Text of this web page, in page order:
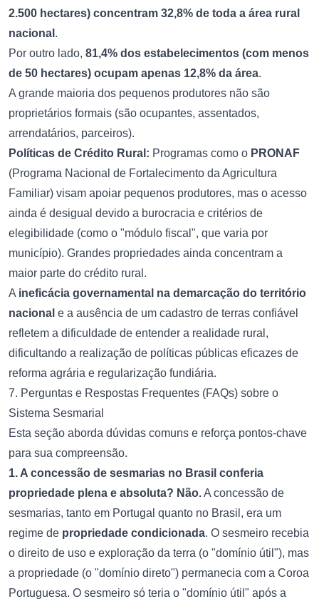
2.500 hectares) concentram 32,8% de toda a área rural
nacional .
Por outro lado, 81,4% dos estabelecimentos (com menos
de 50 hectares) ocupam apenas 12,8% da área.
A grande maioria dos pequenos produtores não são
proprietários formais (são ocupantes, assentados,
arrendatários, parceiros).
Políticas de Crédito Rural: Programas como o PRONAF
(Programa Nacional de Fortalecimento da Agricultura
Familiar) visam apoiar pequenos produtores, mas o acesso
ainda é desigual devido a burocracia e critérios de
elegibilidade (como o "módulo fiscal", que varia por
município). Grandes propriedades ainda concentram a
maior parte do crédito rural.
A ineficácia governamental na demarcação do território
nacional e a ausência de um cadastro de terras confiável
refletem a dificuldade de entender a realidade rural,
dificultando a realização de políticas públicas eficazes de
reforma agrária e regularização fundiária.
7. Perguntas e Respostas Frequentes (FAQs) sobre o
Sistema Sesmarial
Esta seção aborda dúvidas comuns e reforça pontos-chave
para sua compreensão.
1. A concessão de sesmarias no Brasil conferia
propriedade plena e absoluta? Não.A concessão de
sesmarias, tanto em Portugal quanto no Brasil, era um
regime de propriedade condicionada. O sesmeiro recebia
o direito de uso e exploração da terra (o "domínio útil"), mas
a propriedade (o "domínio direto") permanecia com a Coroa
Portuguesa. O sesmeiro só teria o "domínio útil" após a